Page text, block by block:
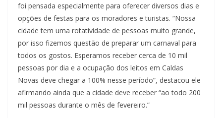
foi pensada especialmente para oferecer diversos dias e
opções de festas para os moradores e turistas. “Nossa
cidade tem uma rotatividade de pessoas muito grande,
por isso fizemos questão de preparar um carnaval para
todos os gostos. Esperamos receber cerca de 10 mil
pessoas por dia e a ocupação dos leitos em Caldas
Novas deve chegar a 100% nesse período”, destacou ele
afirmando ainda que a cidade deve receber “ao todo 200
mil pessoas durante o mês de fevereiro.”